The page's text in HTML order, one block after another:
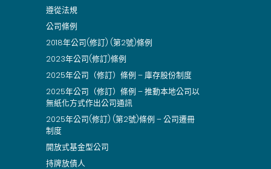
遵從法規
公司條例
2018年公司(修訂) (第2號)條例
2023年公司(修訂)條例
2025年公司（修訂）條例 – 庫存股份制度
2025年公司（修訂）條例 – 推動本地公司以
無紙化方式作出公司通訊
2025年公司(修訂) (第2號)條例 – 公司遷冊
制度
開放式基金型公司
持牌放債人